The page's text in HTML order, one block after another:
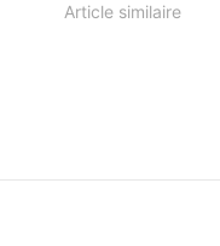
Article similaire